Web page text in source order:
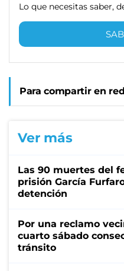
Lo que necesitas saber,
Para compartir en
Ver más
Las 90 muertes del
prisión García
detención
Por una reclamo
cuarto sábado
tránsito